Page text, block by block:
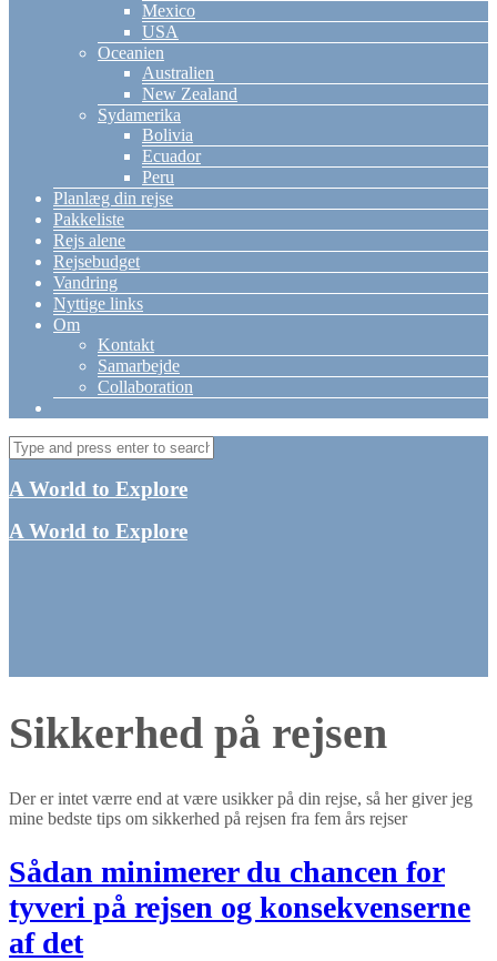
Mexico
USA
Oceanien
Australien
New Zealand
Sydamerika
Bolivia
Ecuador
Peru
Planlæg din rejse
Pakkeliste
Rejs alene
Rejsebudget
Vandring
Nyttige links
Om
Kontakt
Samarbejde
Collaboration
A World to Explore
A World to Explore
Sikkerhed på rejsen
Der er intet værre end at være usikker på din rejse, så her giver jeg
mine bedste tips om sikkerhed på rejsen fra fem års rejser
Sådan minimerer du chancen for
tyveri på rejsen og konsekvenserne
af det